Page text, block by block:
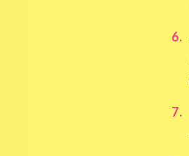
6.
7.